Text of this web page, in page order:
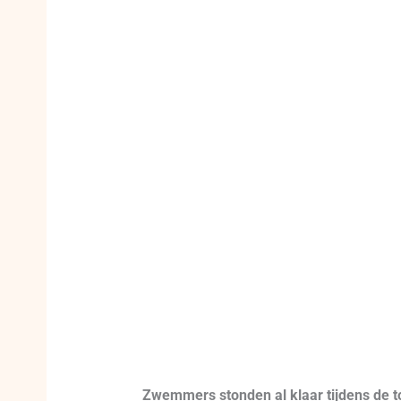
Zwemmers stonden al klaar tijdens de